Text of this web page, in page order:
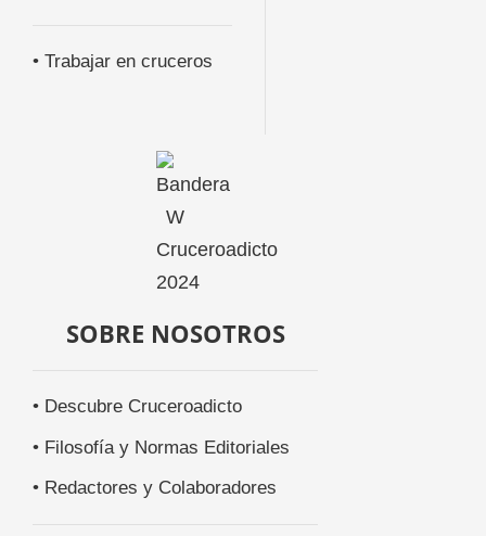
• Trabajar en cruceros
SOBRE NOSOTROS
• Descubre Cruceroadicto
• Filosofía y Normas Editoriales
• Redactores y Colaboradores